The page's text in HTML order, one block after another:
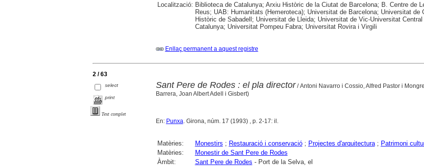
Localització: Biblioteca de Catalunya; Arxiu Històric de la Ciutat de Barcelona; B. Centre de
Reus; UAB: Humanitats (Hemeroteca); Universitat de Barcelona; Universitat de
Històric de Sabadell; Universitat de Lleida; Universitat de Vic-Universitat Central
Catalunya; Universitat Pompeu Fabra; Universitat Rovira i Virgili
Enllaç permanent a aquest registre
2 / 63
select
print
Text complet
Sant Pere de Rodes : el pla director/ Antoni Navarro i Cossio, Alfred Pastor i
Barrera, Joan Albert Adell i Gisbert)
En: Punxa. Girona, núm. 17 (1993) , p. 2-17: il.
Matèries: Monestirs ; Restauració i conservació; Projectes d'arquitectura; Patrimoni
Matèries:
Monestir de Sant Pere de Rodes
Àmbit:
Sant Pere de Rodes - Port de la Selva, el